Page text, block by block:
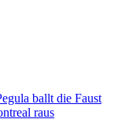
ballt die Faust
raus